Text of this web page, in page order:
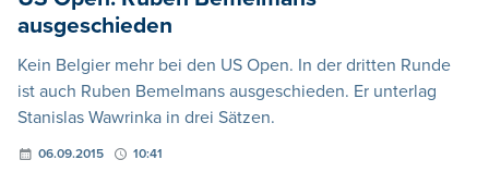
ausgeschieden
Kein Belgier mehr bei den US Open. In der dritten Runde
ist auch Ruben Bemelmans ausgeschieden. Er unterlag
Stanislas Wawrinka in drei Sätzen.
06.09.2015 10:41